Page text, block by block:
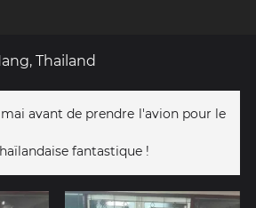
Thailand
avant de prendre l'avion pour le
fantastique !